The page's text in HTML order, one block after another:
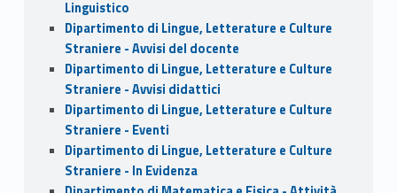
Linguistico
Dipartimento di Lingue, Letterature e Culture
Straniere - Avvisi del docente
Dipartimento di Lingue, Letterature e Culture
Straniere - Avvisi didattici
Dipartimento di Lingue, Letterature e Culture
Straniere - Eventi
Dipartimento di Lingue, Letterature e Culture
Straniere - In Evidenza